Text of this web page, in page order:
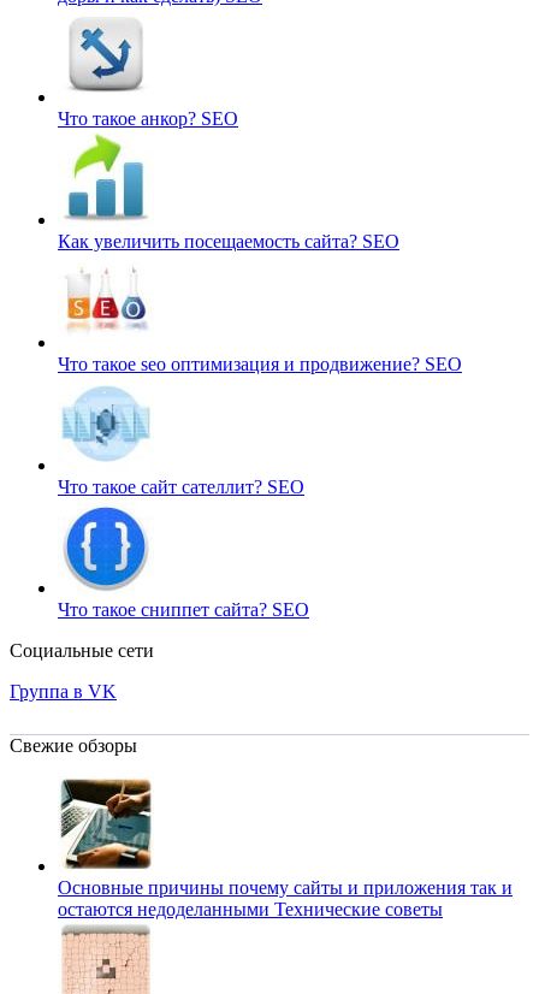
Что такое анкор? SEO
Как увеличить посещаемость сайта? SEO
Что такое seo оптимизация и продвижение? SEO
Что такое сайт сателлит? SEO
Что такое сниппет сайта? SEO
Социальные сети
Группа в VK
Свежие обзоры
Основные причины почему сайты и приложения так и
остаются недоделанными Технические советы